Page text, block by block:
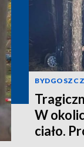
BYDGOSZCZ
W
ciało.